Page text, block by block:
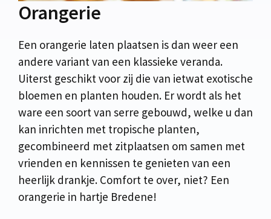
Orangerie
Een orangerie laten plaatsen is dan weer een
andere variant van een klassieke veranda.
Uiterst geschikt voor zij die van ietwat exotische
bloemen en planten houden. Er wordt als het
ware een soort van serre gebouwd, welke u dan
kan inrichten met tropische planten,
gecombineerd met zitplaatsen om samen met
vrienden en kennissen te genieten van een
heerlijk drankje. Comfort te over, niet? Een
orangerie in hartje Bredene!